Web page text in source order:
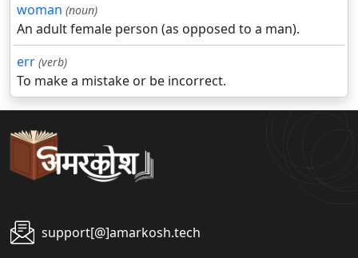
woman (noun)
An adult female person (as opposed to a man).
err (verb)
To make a mistake or be incorrect.
support[@]amarkosh.tech